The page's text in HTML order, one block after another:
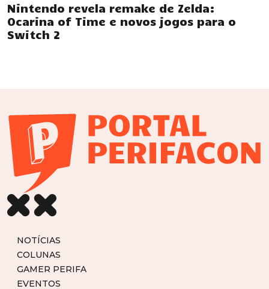
Nintendo revela remake de Zelda:
Ocarina of Time e novos jogos para o
Switch 2
NOTÍCIAS
COLUNAS
GAMER PERIFA
EVENTOS